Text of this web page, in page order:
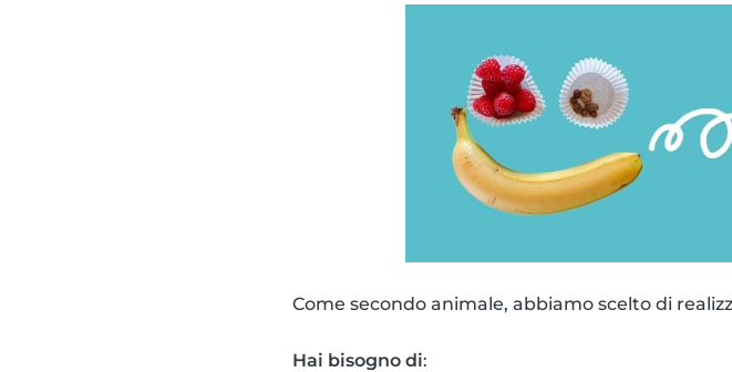
Come secondo animale, abbiamo scelto di
Hai bisogno di: